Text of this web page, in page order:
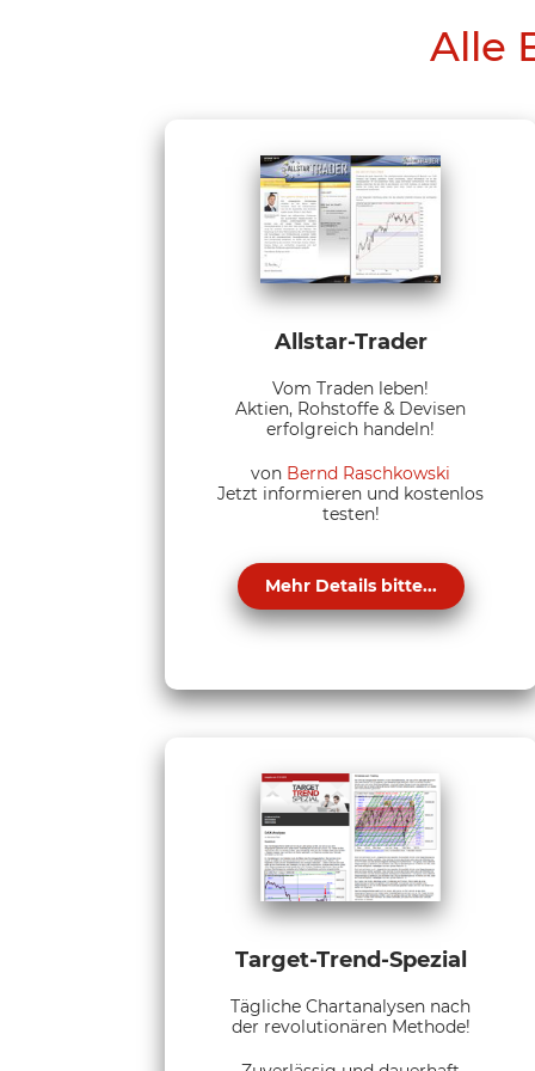
Alle
Allstar-Trader
Vom Traden leben!
Aktien, Rohstoffe & Devisen
erfolgreich handeln!
von Bernd Raschkowski
Jetzt informieren und kostenlos
testen!
Mehr Details bitte...
Target-Trend-Spezial
Tägliche Chartanalysen nach
der revolutionären Methode!